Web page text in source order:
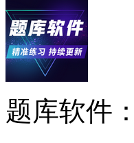
题库软件